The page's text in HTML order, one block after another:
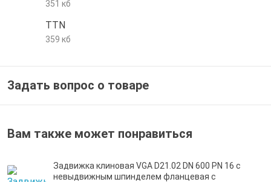
трубы и фитинги
351 кб
TTN
359 кб
Задать вопрос о товаре
Вам также может понравиться
Задвижка клиновая VGA D21.02 DN 600 PN 16 с
невыдвижным шпинделем фланцевая с